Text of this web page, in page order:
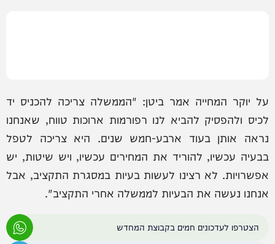
על יוקר המחייה אמר ביטן: "הממשלה צריכה להכניס יד
לכיס ולהפסיק להביא לנו רפורמות ארוכות טווח, שאנחנו
נראה אותן בעוד ארבע-חמש שנים. היא צריכה לטפל
בבעיה עכשיו, להוריד את המחירים עכשיו, ויש שיטות, יש
אפשרויות. לא רצינו לעשות בעיות במסגרת התקציב, אבל
אנחנו נעשה את הבעיות לממשלה אחרי התקציב".
הצטרפו לעדכונים חמים בקבוצת המחדש